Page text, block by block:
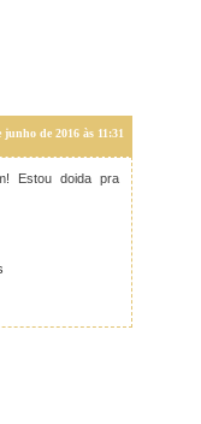
junho de 2016 às 11:31
Estou doida pra